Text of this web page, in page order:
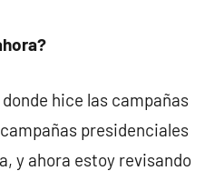
hice las campañas
presidenciales
y ahora estoy revisando